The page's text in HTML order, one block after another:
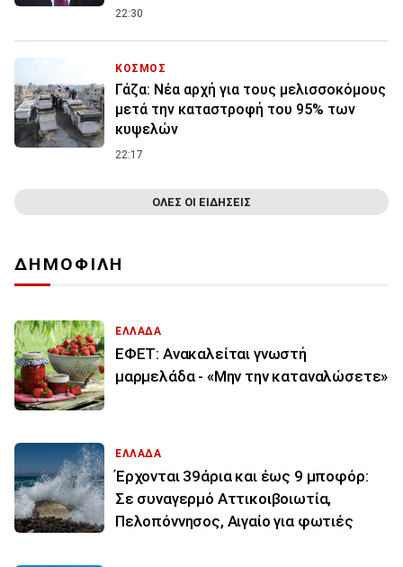
22:30
ΚΟΣΜΟΣ
Γάζα: Νέα αρχή για τους μελισσοκόμους
μετά την καταστροφή του 95% των
κυψελών
22:17
ΟΛΕΣ ΟΙ ΕΙΔΗΣΕΙΣ
ΔΗΜΟΦΙΛΗ
ΕΛΛΑΔΑ
ΕΦΕΤ: Ανακαλείται γνωστή
μαρμελάδα - «Μην την καταναλώσετε»
ΕΛΛΑΔΑ
Έρχονται 39άρια και έως 9 μποφόρ:
Σε συναγερμό Αττικοιβοιωτία,
Πελοπόννησος, Αιγαίο για φωτιές